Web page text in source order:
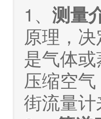
1、 测量
原理，
是气体
压缩空
街流量